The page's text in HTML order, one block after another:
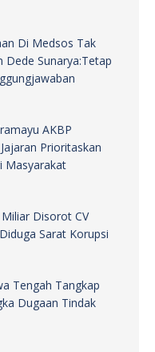
Di Medsos Tak
Dede Sunarya:Tetap
AKBP
Prioritaskan
Masyarakat
Disorot CV
Sarat Korupsi
Tengah Tangkap
Dugaan Tindak